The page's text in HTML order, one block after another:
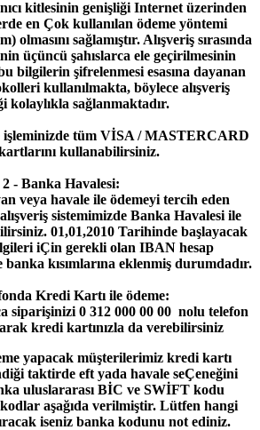
kitlesinin genişliği Internet üzerinden
en Çok kullanılan ödeme yöntemi
sağlamıştır. Alışveriş sırasında
üçüncü şahıslarca ele geçirilmesinin
bilgilerin şifrelenmesi esasına dayanan
kullanılmakta, böylece alışveriş
kolaylıkla sağlanmaktadır.
işleminizde tüm VİSA / MASTERCARD
kullanabilirsiniz.
2 - Banka Havalesi:
veya havale ile ödemeyi tercih eden
sistemimizde Banka Havalesi ile
01,01,2010 Tarihinde başlayacak
iÇin gerekli olan IBAN hesap
banka kısımlarına eklenmiş durumdadır.
Kredi Kartı ile ödeme:
siparişinizi 0 312 000 00 00 nolu telefon
kredi kartınızla da verebilirsiniz
yapacak müşterilerimiz kredi kartı
taktirde eft yada havale seÇeneğini
uluslararası BİC ve SWİFT kodu
aşağıda verilmiştir. Lütfen hangi
iseniz banka kodunu not ediniz.